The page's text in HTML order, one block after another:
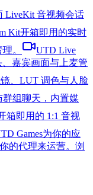
LiveKit 音视频会话
Kit开箱即用的实时
。
UTD Live
嘉宾画面与上麦管
、LUT 调色与人脸
群组聊天，内置媒
箱即用的 1:1 音视
Games为你的应
的代理来运营。 浏